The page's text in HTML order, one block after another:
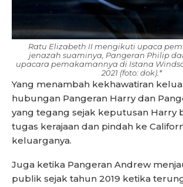
Ratu Elizabeth II mengikuti upaca
jenazah suaminya, Pangeran Philip
upacara pemakamannya di Istana
2021 (foto: dok).*
Yang menambah kekhawatiran
hubungan Pangeran Harry dan
yang tegang sejak keputusan Harry
tugas kerajaan dan pindah ke
keluarganya.
Juga ketika Pangeran Andrew
publik sejak tahun 2019 ketika